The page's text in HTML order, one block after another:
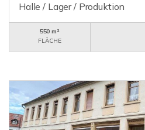
Halle / Lager / Produktion
550 m²
FLÄCHE